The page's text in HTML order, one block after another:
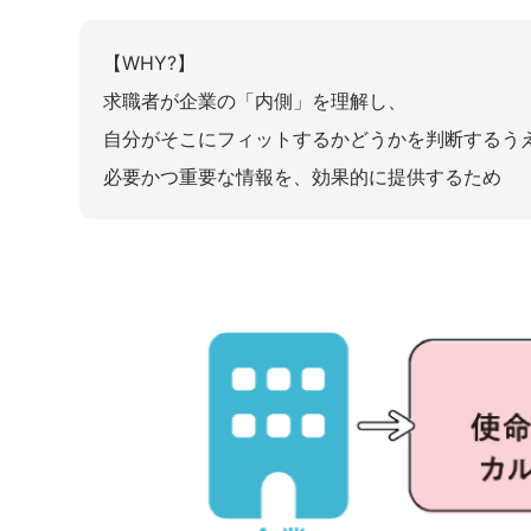
【WHY?】
求職者が企業の「内側」を理解し、
自分がそこにフィットするかどうかを判断するう
必要かつ重要な情報を、効果的に提供するため